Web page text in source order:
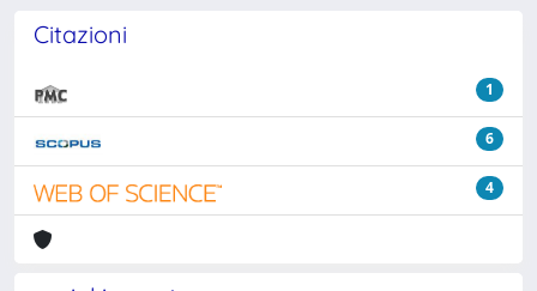
Citazioni
1
6
4